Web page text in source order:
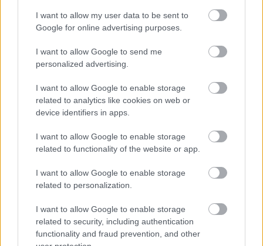
I want to allow my user data to be sent to
Google for online advertising purposes.
I want to allow Google to send me
personalized advertising.
I want to allow Google to enable storage
related to analytics like cookies on web or
device identifiers in apps.
I want to allow Google to enable storage
related to functionality of the website or app.
I want to allow Google to enable storage
related to personalization.
I want to allow Google to enable storage
related to security, including authentication
functionality and fraud prevention, and other